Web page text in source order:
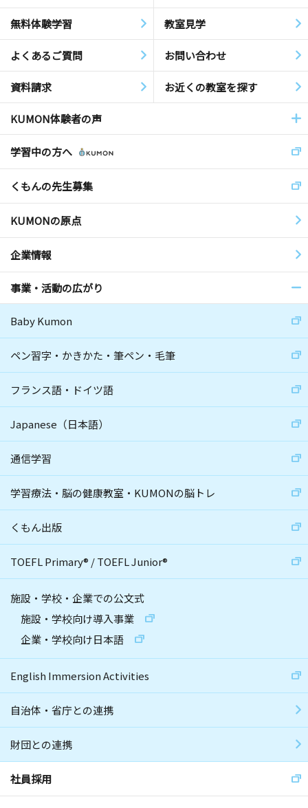
無料体験学習 教室見学
よくあるご質問 お問い合わせ
資料請求 お近くの教室を探す
KUMON体験者の声
学習中の方へ
くもんの先生募集
KUMONの原点
企業情報
事業・活動の広がり
Baby Kumon
ペン習字・かきかた・筆ペン・毛筆
フランス語・ドイツ語
Japanese（日本語）
通信学習
学習療法・脳の健康教室・KUMONの脳トレ
くもん出版
TOEFL Primary® /TOEFL Junior®
施設・学校・企業での公文式
施設・学校向け導入事業
企業・学校向け日本語
English Immersion Activities
自治体・省庁との連携
財団との連携
社員採用